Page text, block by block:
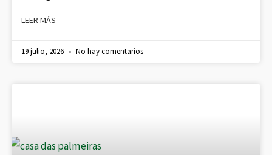
LEER MÁS
19 julio, 2026 No hay comentarios